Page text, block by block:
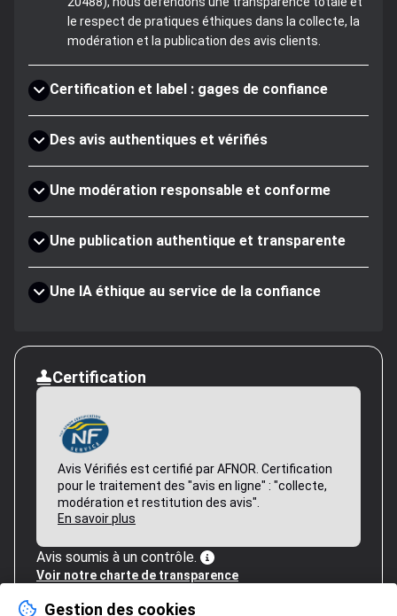
le respect de pratiques éthiques dans la collecte, la
modération et la publication des avis clients.
Certification et label : gages de confiance
Des avis authentiques et vérifiés
Une modération responsable et conforme
Une publication authentique et transparente
Une IA éthique au service de la confiance
Certification
Avis Vérifiés est certifié par AFNOR. Certification
pour le traitement des "avis en ligne" : "collecte,
modération et restitution des avis".
En savoir plus
Avis soumis à un contrôle.
Voir notre charte de transparence
Gestion des cookies